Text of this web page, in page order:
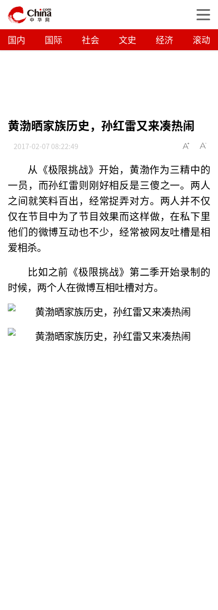
国内 国际 社会 文史 经济 滚动
黄渤晒家族历史，孙红雷又来凑热闹
2017-02-07 08:22:49
从《极限挑战》开始，黄渤作为三精中的
一员，而孙红雷则刚好相反是三傻之一。两人
之间就笑料百出，经常捉弄对方。两人并不仅
仅在节目中为了节目效果而这样做，在私下里
他们的微博互动也不少，经常被网友吐槽是相
爱相杀。
比如之前《极限挑战》第二季开始录制的
时候，两个人在微博互相吐槽对方。